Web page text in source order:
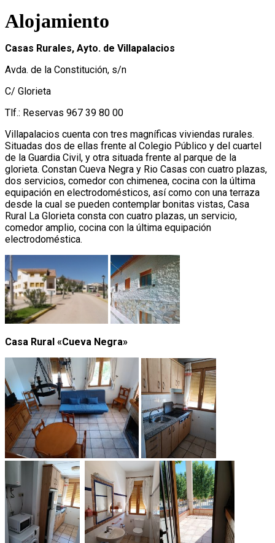
Alojamiento
Casas Rurales, Ayto. de Villapalacios
Avda. de la Constitución, s/n
C/ Glorieta
Tlf.: Reservas 967 39 80 00
Villapalacios cuenta con tres magníficas viviendas rurales.
Situadas dos de ellas frente al Colegio Público y del cuartel
de la Guardia Civil, y otra situada frente al parque de la
glorieta. Constan Cueva Negra y Rio Casas con cuatro plazas,
dos servicios, comedor con chimenea, cocina con la última
equipación en electrodomésticos, así como con una terraza
desde la cual se pueden contemplar bonitas vistas, Casa
Rural La Glorieta consta con cuatro plazas, un servicio,
comedor amplio, cocina con la última equipación
electrodoméstica.
Casa Rural «Cueva Negra»